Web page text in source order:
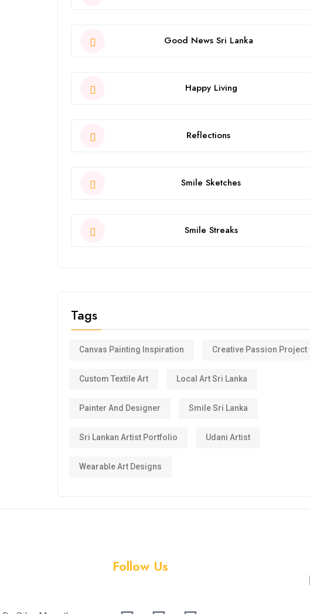
Good News Sri Lanka
Happy Living
Reflections
Smile Sketches
Smile Streaks
Tags
Canvas Painting Inspiration Creative Passion Project
Custom Textile Art Local Art Sri Lanka
Painter And Designer Smile Sri Lanka
Sri Lankan Artist Portfolio Udani Artist
Wearable Art Designs
Follow Us